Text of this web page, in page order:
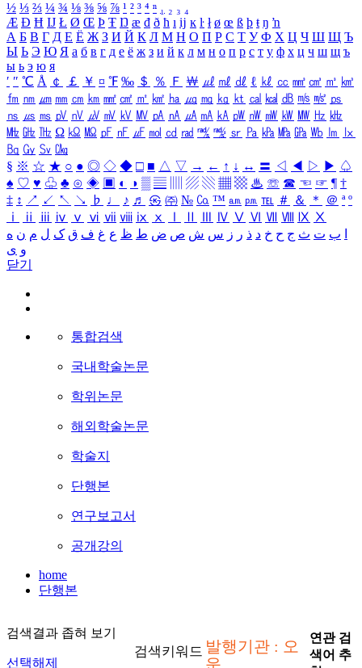
½ ⅓ ⅔ ¼ ¾ ⅛ ⅜ ⅝ ⅞ ¹ ² ³ ⁴ ⁿ ₁ ₂ ₃ ₄
Æ Ð Ħ Ĳ Ł Ø Œ Þ Ŧ Ŋ æ đ ð ħ ı ĳ ĸ ŀ ł ø œ ß þ ŧ ŋ ŉ
А Б В Г Д Е Ё Ж З И Й К Л М Н О П Р С Т У Ф Х Ц Ч Ш Щ Ъ
Ы Ь Э Ю Я а б в г д е ё ж з и й к л м н о п р с т у ф х ц ч ш щ ъ
ы ь э ю я
′ ″ ℃ Å ￠ ￡ ￥ ¤ ℉ ‰ ＄ ％ Ｆ ￦ ㎕ ㎖ ㎗ ℓ ㎘ ㏄ ㎣ ㎤ ㎥ ㎦
㎙ ㎚ ㎛ ㎜ ㎝ ㎞ ㎟ ㎠ ㎡ ㎢ ㏊ ㎍ ㎎ ㎏ ㏏ ㎈ ㎉ ㏈ ㎧ ㎨ ㎰
㎱ ㎲ ㎳ ㎴ ㎵ ㎶ ㎷ ㎸ ㎹ ㎀ ㎁ ㎂ ㎃ ㎄ ㎺ ㎻ ㎽ ㎾ ㎿ ㎐ ㎑
㎒ ㎓ ㎔ Ω ㏀ ㏁ ㎊ ㎋ ㎌ ㏖ ㏅ ㎭ ㎮ ㎯ ㏛ ㎩ ㎪ ㎫ ㎬ ㏝ ㏐
㏓
㏃ ㏉ ㏜ ㏆
§ ※ ☆ ★ ○ ● ◎ ◇ ◆ □ ■ △ ▽ → ← ↑ ↓ ↔ 〓 ◁ ◀ ▷ ▶ ♤
♠ ♡ ♥ ♧ ♣ ⊙ ◈ ▣ ◐ ◑ ▒ ▤ ▨ ▧ ▦ ▩ ♨ ☏ ☎ ☜ ☞ ¶ †
‡ ↕ ↗ ↙ ↖ ↘ ♭ ♩ ♪ ♬ ㉿ ㈜ № ㏇ ™ ㏂ ㏘ ℡ ＃ ＆ ＊ ＠ ª º
ⅰ
ⅱ ⅲ ⅳ ⅴ ⅵ ⅶ ⅷ ⅸ ⅹ Ⅳ Ⅴ Ⅵ Ⅶ Ⅷ Ⅸ Ⅹ
ب ت ث ج ح خ د ذ ر ز س ش ص ض ط ظ ع غ ف ق ک ل م ن ه
و ی
닫기
통합검색
국내학술논문
학위논문
해외학술논문
학술지
단행본
연구보고서
공개강의
home
단행본
검색결과 좁혀 보기
선택해제
검색키워드 발행기관 : 오
운
연관 검
색어 추